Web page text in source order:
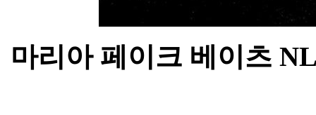
마리아 페이크 베이츠